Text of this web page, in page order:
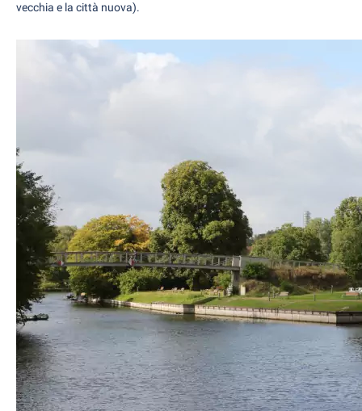
vecchia e la città nuova).